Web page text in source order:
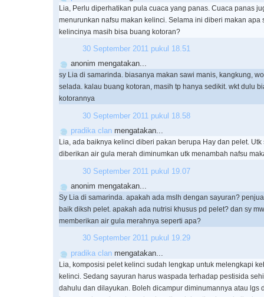
Lia, Perlu diperhatikan pula cuaca yang panas. Cuaca panas
menurunkan nafsu makan kelinci. Selama ini diberi makan apa
kelincinya masih bisa buang kotoran?
30 September 2011 pukul 18.51
anonim mengatakan...
sy Lia di samarinda. biasanya makan sawi manis, kangkung,
selada. kalau buang kotoran, masih tp hanya sedikit. wkt dulu
kotorannya
30 September 2011 pukul 18.58
pradika clan mengatakan...
Lia, ada baiknya kelinci diberi pakan berupa Hay dan pelet. Utk
diberikan air gula merah diminumkan utk menambah nafsu
30 September 2011 pukul 19.07
anonim mengatakan...
Sy Lia di samarinda. apakah ada mslh dengan sayuran?
baik diksh pelet. apakah ada nutrisi khusus pd pelet? dan sy
memberikan air gula merahnya seperti apa?
30 September 2011 pukul 19.29
pradika clan mengatakan...
Lia, komposisi pelet kelinci sudah lengkap untuk melengkapi
kelinci. Sedang sayuran harus waspada terhadap pestisida
dahulu dan dilayukan. Boleh dicampur diminumannya atau lgs